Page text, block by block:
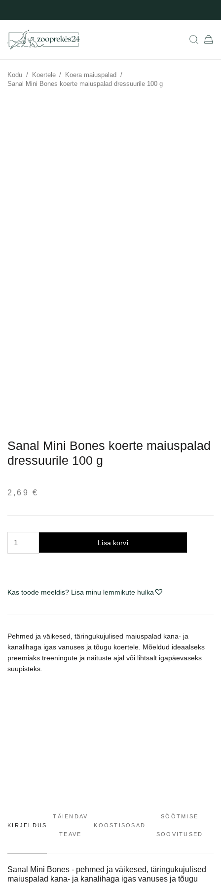
Kodu / Koertele / Koera maiuspalad /
Sanal Mini Bones koerte maiuspalad dressuurile 100 g
Sanal Mini Bones koerte maiuspalad
dressuurile 100 g
2,69 €
dresūrai
kogus
Lisa korvi
Kas toode meeldis? Lisa minu lemmikute hulka
Pehmed ja väikesed, täringukujulised maiuspalad kana- ja
kanalihaga igas vanuses ja tõugu koertele. Mõeldud ideaalseks
preemiaks treeningute ja näituste ajal või lihtsalt igapäevaseks
suupisteks.
KIRJELDUS
TÄIENDAV
TEAVE
KOOSTISOSAD
SÖÖTMISE
SOOVITUSED
Sanal Mini Bones - pehmed ja väikesed, täringukujulised
maiuspalad kana- ja kanalihaga igas vanuses ja tõugu